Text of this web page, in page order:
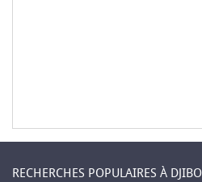
RECHERCHES POPULAIRES À